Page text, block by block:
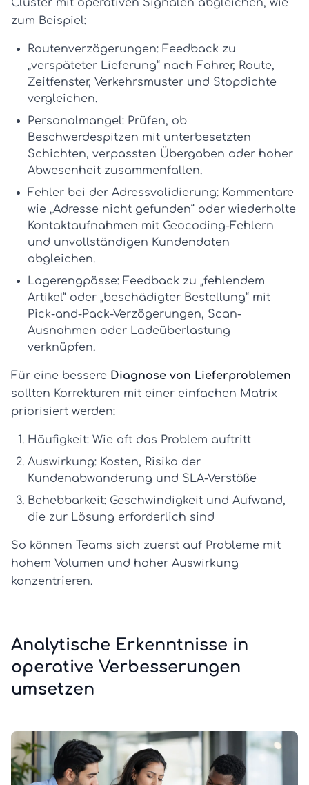
Cluster mit operativen Signalen abgleichen, wie
zum Beispiel:
Routenverzögerungen: Feedback zu
„verspäteter Lieferung“ nach Fahrer, Route,
Zeitfenster, Verkehrsmuster und Stopdichte
vergleichen.
Personalmangel: Prüfen, ob
Beschwerdespitzen mit unterbesetzten
Schichten, verpassten Übergaben oder hoher
Abwesenheit zusammenfallen.
Fehler bei der Adressvalidierung: Kommentare
wie „Adresse nicht gefunden“ oder wiederholte
Kontaktaufnahmen mit Geocoding-Fehlern
und unvollständigen Kundendaten
abgleichen.
Lagerengpässe: Feedback zu „fehlendem
Artikel“ oder „beschädigter Bestellung“ mit
Pick-and-Pack-Verzögerungen, Scan-
Ausnahmen oder Ladeüberlastung
verknüpfen.
Für eine bessere Diagnose von Lieferproblemen
sollten Korrekturen mit einer einfachen Matrix
priorisiert werden:
Häufigkeit: Wie oft das Problem auftritt
Auswirkung: Kosten, Risiko der
Kundenabwanderung und SLA-Verstöße
Behebbarkeit: Geschwindigkeit und Aufwand,
die zur Lösung erforderlich sind
So können Teams sich zuerst auf Probleme mit
hohem Volumen und hoher Auswirkung
konzentrieren.
Analytische Erkenntnisse in
operative Verbesserungen
umsetzen